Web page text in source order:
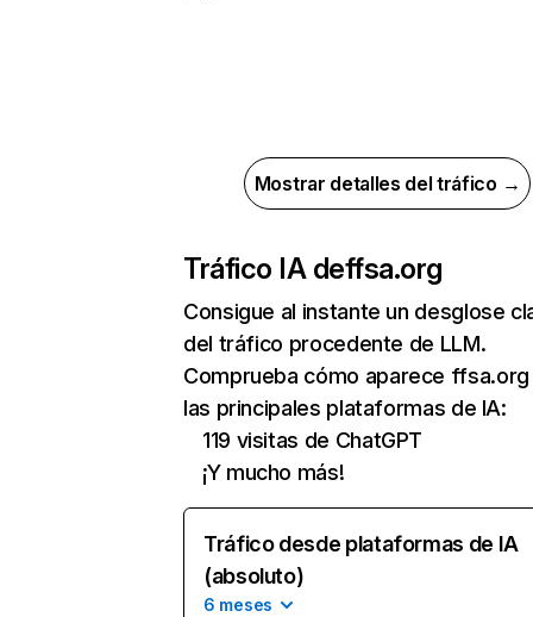
Mostrar detalles del tráfico →
Tráfico IA deffsa.org
Consigue al instante un desglose
del tráfico procedente de LLM.
Comprueba cómo aparece ffsa.org
las principales plataformas de IA:
119 visitas de ChatGPT
¡Y mucho más!
Tráfico desde plataformas de IA
(absoluto)
6 meses